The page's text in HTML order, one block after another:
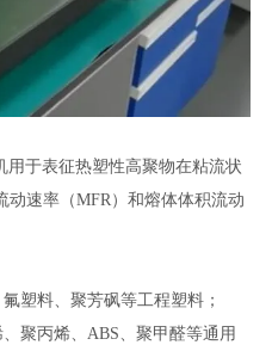
用于表征热塑性高聚物在粘流状
速率（MFR）和熔体体积流动
料、聚芳砜等工程塑料；
丙烯、ABS、聚甲醛等通用